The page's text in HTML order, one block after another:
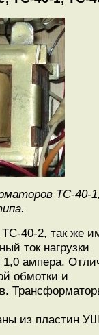
ТС-40-
40-2, так же
ток нагрузки
1,0 ампера.
обмотки и
из пластин